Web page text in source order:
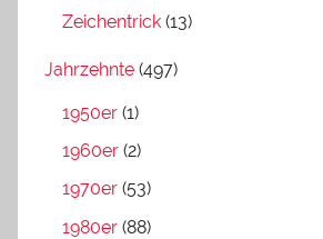
Zeichentrick (13)
Jahrzehnte (497)
1950er (1)
1960er (2)
1970er (53)
1980er (88)